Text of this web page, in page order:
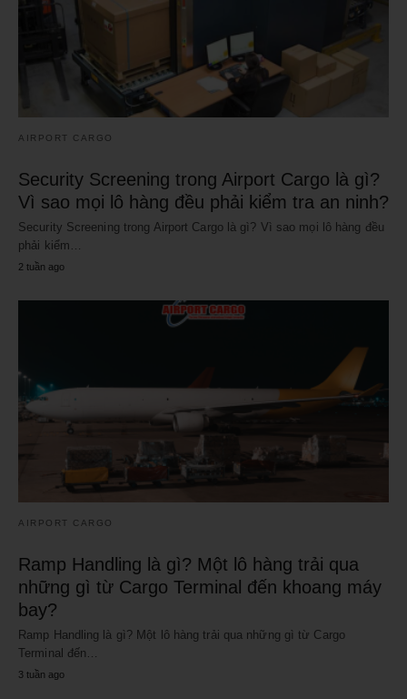
AIRPORT CARGO
Security Screening trong Airport Cargo là gì?
Vì sao mọi lô hàng đều phải kiểm tra an ninh?
Security Screening trong Airport Cargo là gì? Vì sao mọi lô hàng đều
phải kiểm…
2 tuần ago
AIRPORT CARGO
Ramp Handling là gì? Một lô hàng trải qua
những gì từ Cargo Terminal đến khoang máy
bay?
Ramp Handling là gì? Một lô hàng trải qua những gì từ Cargo
Terminal đến…
3 tuần ago